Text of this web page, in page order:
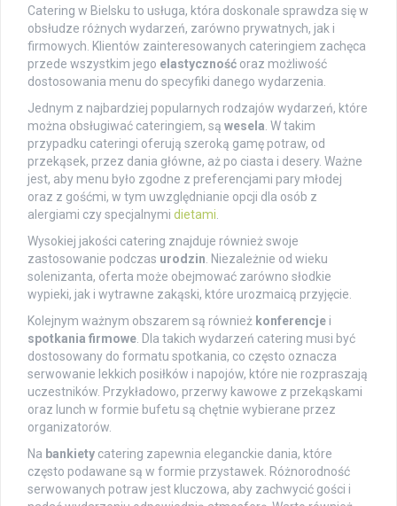
Catering w Bielsku to usługa, która doskonale sprawdza się w
obsłudze różnych wydarzeń, zarówno prywatnych, jak i
firmowych. Klientów zainteresowanych cateringiem zachęca
przede wszystkim jego elastyczność oraz możliwość
dostosowania menu do specyfiki danego wydarzenia.
Jednym z najbardziej popularnych rodzajów wydarzeń, które
można obsługiwać cateringiem, są wesela. W takim
przypadku cateringi oferują szeroką gamę potraw, od
przekąsek, przez dania główne, aż po ciasta i desery. Ważne
jest, aby menu było zgodne z preferencjami pary młodej
oraz z gośćmi, w tym uwzględnianie opcji dla osób z
alergiami czy specjalnymi dietami.
Wysokiej jakości catering znajduje również swoje
zastosowanie podczas urodzin. Niezależnie od wieku
solenizanta, oferta może obejmować zarówno słodkie
wypieki, jak i wytrawne zakąski, które urozmaicą przyjęcie.
Kolejnym ważnym obszarem są również konferencje i
spotkania firmowe. Dla takich wydarzeń catering musi być
dostosowany do formatu spotkania, co często oznacza
serwowanie lekkich posiłków i napojów, które nie rozpraszają
uczestników. Przykładowo, przerwy kawowe z przekąskami
oraz lunch w formie bufetu są chętnie wybierane przez
organizatorów.
Na bankiety catering zapewnia eleganckie dania, które
często podawane są w formie przystawek. Różnorodność
serwowanych potraw jest kluczowa, aby zachwycić gości i